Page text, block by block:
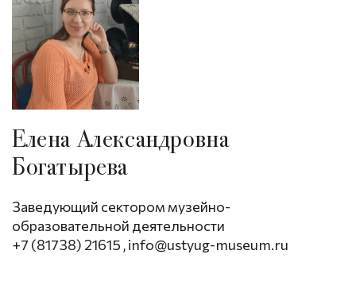
Елена Александровна
Богатырева
Заведующий сектором музейно-
образовательной деятельности
+7 (81738) 21615 ,info@ustyug-museum.ru